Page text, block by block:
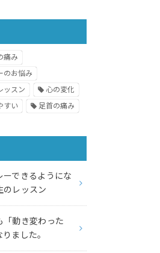
痛み
のお悩み
ッスン
心の変化
すい 足首の痛み
ーできるようにな
のレッスン
「動き変わった
ました。